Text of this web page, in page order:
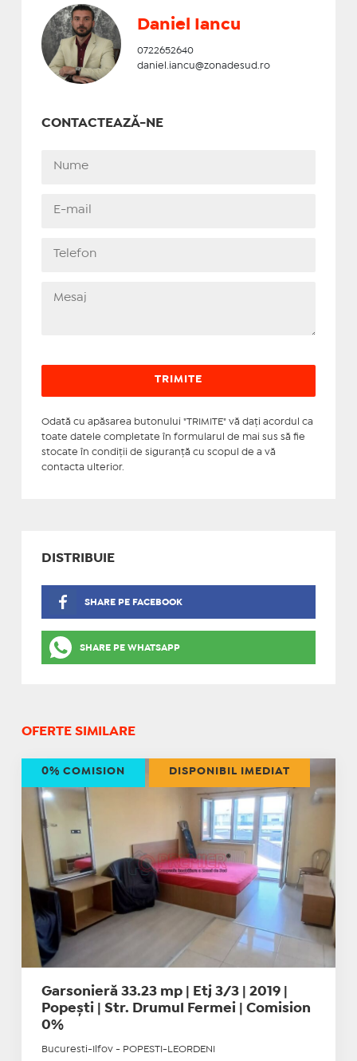
Daniel Iancu
0722652640
daniel.iancu@zonadesud.ro
CONTACTEAZĂ-NE
Odată cu apăsarea butonului "TRIMITE" vă daţi acordul ca
toate datele completate în formularul de mai sus să fie
stocate în condiţii de siguranţă cu scopul de a vă
contacta ulterior.
DISTRIBUIE
SHARE PE FACEBOOK
SHARE PE WHATSAPP
OFERTE SIMILARE
Garsonieră 33.23 mp | Etj 3/3 | 2019 |
Popești | Str. Drumul Fermei | Comision
0%
Bucuresti-Ilfov - POPESTI-LEORDENI
0% COMISION DISPONIBIL IMEDIAT